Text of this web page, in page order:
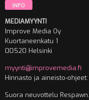
INFO
MEDIAMYYNTI
Improve Media Oy
Kuortaneenkatu 1
00520 Helsinki
myynti@improvemedia.fi
Hinnasto ja aineisto-ohjeet:
Suora neuvottelu